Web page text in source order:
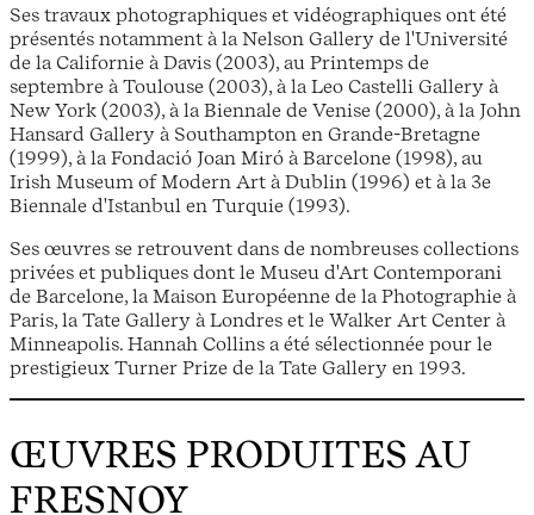
Ses travaux photographiques et vidéographiques ont été
présentés notamment à la Nelson Gallery de l'Université
de la Californie à Davis (2003), au Printemps de
septembre à Toulouse (2003), à la Leo Castelli Gallery à
New York (2003), à la Biennale de Venise (2000), à la John
Hansard Gallery à Southampton en Grande-Bretagne
(1999), à la Fondació Joan Miró à Barcelone (1998), au
Irish Museum of Modern Art à Dublin (1996) et à la 3e
Biennale d'Istanbul en Turquie (1993).
Ses œuvres se retrouvent dans de nombreuses collections
privées et publiques dont le Museu d'Art Contemporani
de Barcelone, la Maison Européenne de la Photographie à
Paris, la Tate Gallery à Londres et le Walker Art Center à
Minneapolis. Hannah Collins a été sélectionnée pour le
prestigieux Turner Prize de la Tate Gallery en 1993.
ŒUVRES PRODUITES AU
FRESNOY